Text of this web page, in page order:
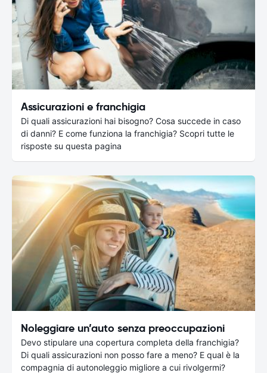
Assicurazioni e franchigia
Di quali assicurazioni hai bisogno? Cosa succede in caso
di danni? E come funziona la franchigia? Scopri tutte le
risposte su questa pagina
Noleggiare un’auto senza preoccupazioni
Devo stipulare una copertura completa della franchigia?
Di quali assicurazioni non posso fare a meno? E qual è la
compagnia di autonoleggio migliore a cui rivolgermi?